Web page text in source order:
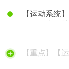
【运动系统
【重点】【